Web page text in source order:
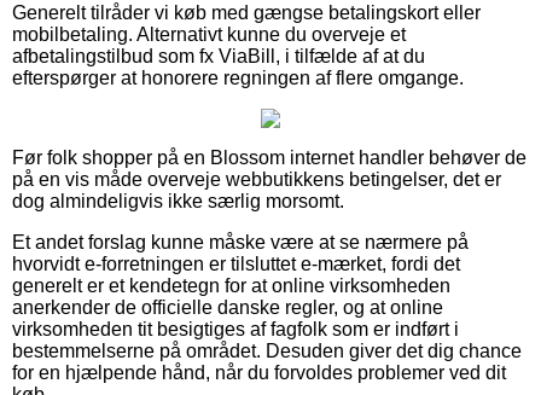
Generelt tilråder vi køb med gængse betalingskort eller
mobilbetaling. Alternativt kunne du overveje et
afbetalingstilbud som fx ViaBill, i tilfælde af at du
efterspørger at honorere regningen af flere omgange.
Før folk shopper på en Blossom internet handler behøver de
på en vis måde overveje webbutikkens betingelser, det er
dog almindeligvis ikke særlig morsomt.
Et andet forslag kunne måske være at se nærmere på
hvorvidt e-forretningen er tilsluttet e-mærket, fordi det
generelt er et kendetegn for at online virksomheden
anerkender de officielle danske regler, og at online
virksomheden tit besigtiges af fagfolk som er indført i
bestemmelserne på området. Desuden giver det dig chance
for en hjælpende hånd, når du forvoldes problemer ved dit